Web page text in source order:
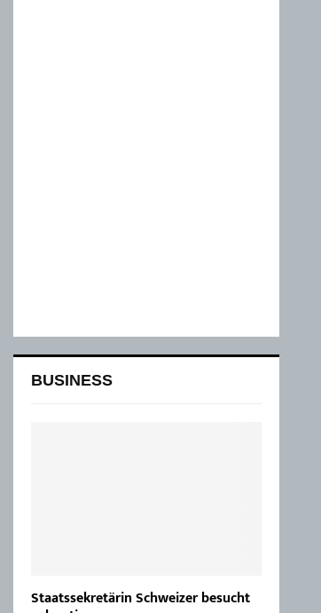
BUSINESS
Staatssekretärin Schweizer besucht